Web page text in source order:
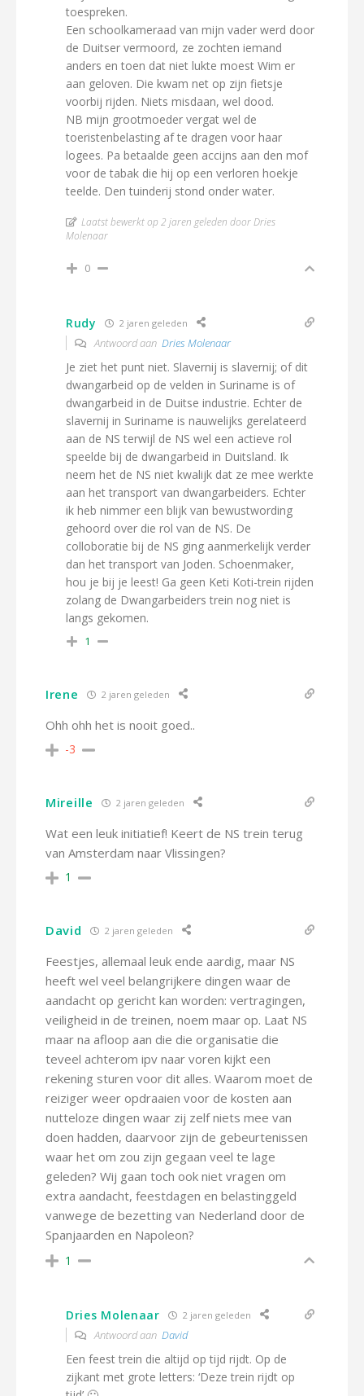
toespreken.
Een schoolkameraad van mijn vader werd door
de Duitser vermoord, ze zochten iemand
anders en toen dat niet lukte moest Wim er
aan geloven. Die kwam net op zijn fietsje
voorbij rijden. Niets misdaan, wel dood.
NB mijn grootmoeder vergat wel de
toeristenbelasting af te dragen voor haar
logees. Pa betaalde geen accijns aan den mof
voor de tabak die hij op een verloren hoekje
teelde. Den tuinderij stond onder water.
Laatst bewerkt op 2 jaren geleden door Dries
Molenaar
0
Rudy 2 jaren geleden
Antwoord aan Dries Molenaar
Je ziet het punt niet. Slavernij is slavernij; of dit
dwangarbeid op de velden in Suriname is of
dwangarbeid in de Duitse industrie. Echter de
slavernij in Suriname is nauwelijks gerelateerd
aan de NS terwijl de NS wel een actieve rol
speelde bij de dwangarbeid in Duitsland. Ik
neem het de NS niet kwalijk dat ze mee werkte
aan het transport van dwangarbeiders. Echter
ik heb nimmer een blijk van bewustwording
gehoord over die rol van de NS. De
colloboratie bij de NS ging aanmerkelijk verder
dan het transport van Joden. Schoenmaker,
hou je bij je leest! Ga geen Keti Koti-trein rijden
zolang de Dwangarbeiders trein nog niet is
langs gekomen.
1
Irene 2 jaren geleden
Ohh ohh het is nooit goed..
-3
Mireille 2 jaren geleden
Wat een leuk initiatief! Keert de NS trein terug
van Amsterdam naar Vlissingen?
1
David 2 jaren geleden
Feestjes, allemaal leuk ende aardig, maar NS
heeft wel veel belangrijkere dingen waar de
aandacht op gericht kan worden: vertragingen,
veiligheid in de treinen, noem maar op. Laat NS
maar na afloop aan die die organisatie die
teveel achterom ipv naar voren kijkt een
rekening sturen voor dit alles. Waarom moet de
reiziger weer opdraaien voor de kosten aan
nutteloze dingen waar zij zelf niets mee van
doen hadden, daarvoor zijn de gebeurtenissen
waar het om zou zijn gegaan veel te lage
geleden? Wij gaan toch ook niet vragen om
extra aandacht, feestdagen en belastinggeld
vanwege de bezetting van Nederland door de
Spanjaarden en Napoleon?
1
Dries Molenaar 2 jaren geleden
Antwoord aan David
Een feest trein die altijd op tijd rijdt. Op de
zijkant met grote letters: ‘Deze trein rijdt op